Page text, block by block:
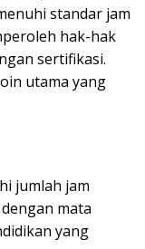
standar jam
hak-hak
sertifikasi.
utama yang
jumlah jam
mata
yang